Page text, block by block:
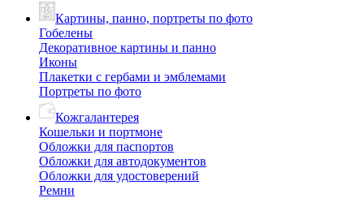
Картины, панно, портреты по фото
Гобелены
Декоративное картины и панно
Иконы
Плакетки с гербами и эмблемами
Портреты по фото
Кожгалантерея
Кошельки и портмоне
Обложки для паспортов
Обложки для автодокументов
Обложки для удостоверений
Ремни